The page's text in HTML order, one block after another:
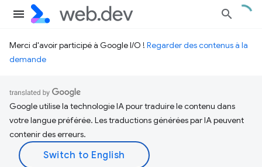
Merci d'avoir participé à Google I/O ! Regarder des contenus à la
demande
Google utilise la technologie IA pour traduire le contenu dans
votre langue préférée. Les traductions générées par IA peuvent
contenir des erreurs.